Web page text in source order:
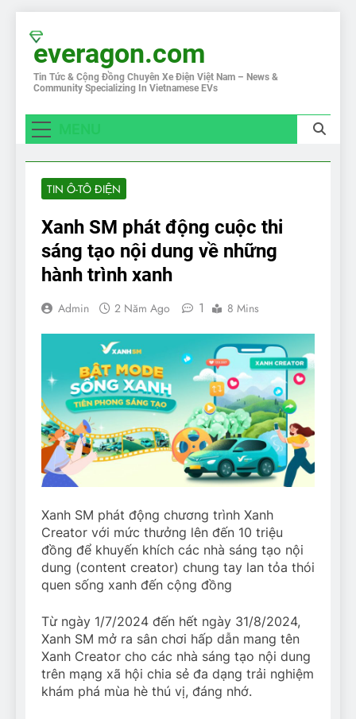
content
everagon.com
Tin Tức & Cộng Đồng Chuyên Xe Điện Việt Nam – News &
Community Specializing In Vietnamese EVs
TIN Ô-TÔ ĐIỆN
Xanh SM phát động cuộc thi
sáng tạo nội dung về những
hành trình xanh
Admin 2 Năm Ago 1 8 Mins
Xanh SM phát động chương trình Xanh
Creator với mức thưởng lên đến 10 triệu
đồng để khuyến khích các nhà sáng tạo nội
dung (content creator) chung tay lan tỏa thói
quen sống xanh đến cộng đồng
Từ ngày 1/7/2024 đến hết ngày 31/8/2024,
Xanh SM mở ra sân chơi hấp dẫn mang tên
Xanh Creator cho các nhà sáng tạo nội dung
trên mạng xã hội chia sẻ đa dạng trải nghiệm
khám phá mùa hè thú vị, đáng nhớ.